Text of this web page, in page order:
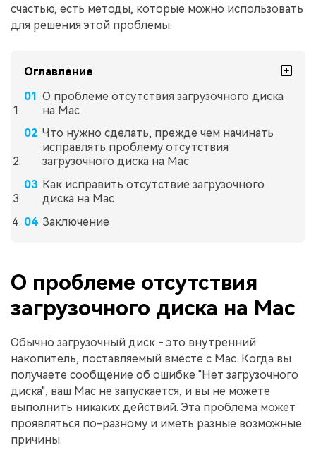
счастью, есть методы, которые можно использовать
для решения этой проблемы.
Оглавление
О проблеме отсутствия загрузочного диска
на Mac
Что нужно сделать, прежде чем начинать
исправлять проблему отсутствия
загрузочного диска на Mac
Как исправить отсутствие загрузочного
диска на Mac
Заключение
О проблеме отсутствия
загрузочного диска на Mac
Обычно загрузочный диск - это внутренний
накопитель, поставляемый вместе с Mac. Когда вы
получаете сообщение об ошибке "Нет загрузочного
диска", ваш Mac не запускается, и вы не можете
выполнить никаких действий. Эта проблема может
проявляться по-разному и иметь разные возможные
причины.